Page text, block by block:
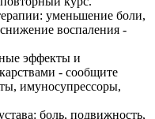
уменьшение боли,
воспаления -
эффекты и
- сообщите
имуносупрессоры,
боль, подвижность,